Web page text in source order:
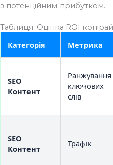
з потенційним прибутком.
Таблиця: Оцінка ROI
Категорія Метрика
SEO
Контент
Ранжування
ключових
слів
SEO
Контент
Трафік